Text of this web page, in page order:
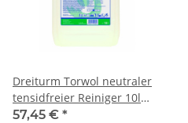
Dreiturm Torwol neutraler
tensidfreier Reiniger 10l
/Kanister
57,45 € *